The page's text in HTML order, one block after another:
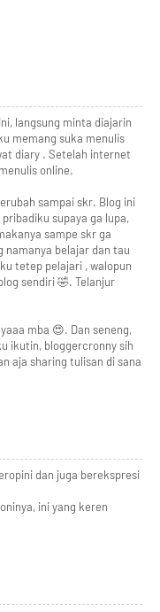
langsung minta diajarin
memang suka menulis
diary . Setelah internet
online.
sampai skr. Blog ini
supaya ga lupa,
sampe skr ga
namanya belajar dan tau
tetep pelajari , walopun
sendiri 🤣. Telanjur
mba 😍. Dan seneng,
ikutin, bloggercronny sih
aja sharing tulisan di sana
dan juga berekspresi
ini yang keren